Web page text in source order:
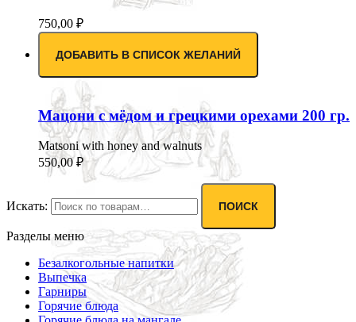
750,00 ₽
ДОБАВИТЬ В СПИСОК ЖЕЛАНИЙ
Мацони с мёдом и грецкими орехами 200 гр.
Matsoni with honey and walnuts
550,00₽
Искать: ПОИСК
Разделы меню
Безалкогольные напитки
Выпечка
Гарниры
Горячие блюда